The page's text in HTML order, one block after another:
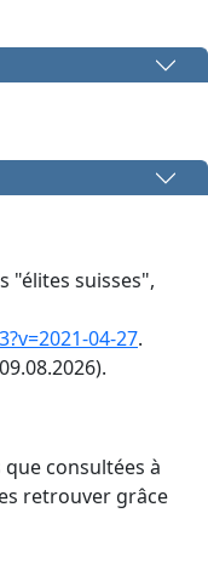
"élites suisses",
04-27.
consultées à
retrouver grâce